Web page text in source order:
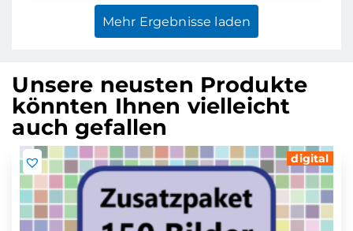
Mehr Ergebnisse laden
Unsere neusten Produkte
könnten Ihnen vielleicht
auch gefallen
digital